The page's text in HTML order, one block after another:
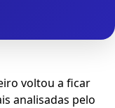
voltou a ficar
analisadas pelo